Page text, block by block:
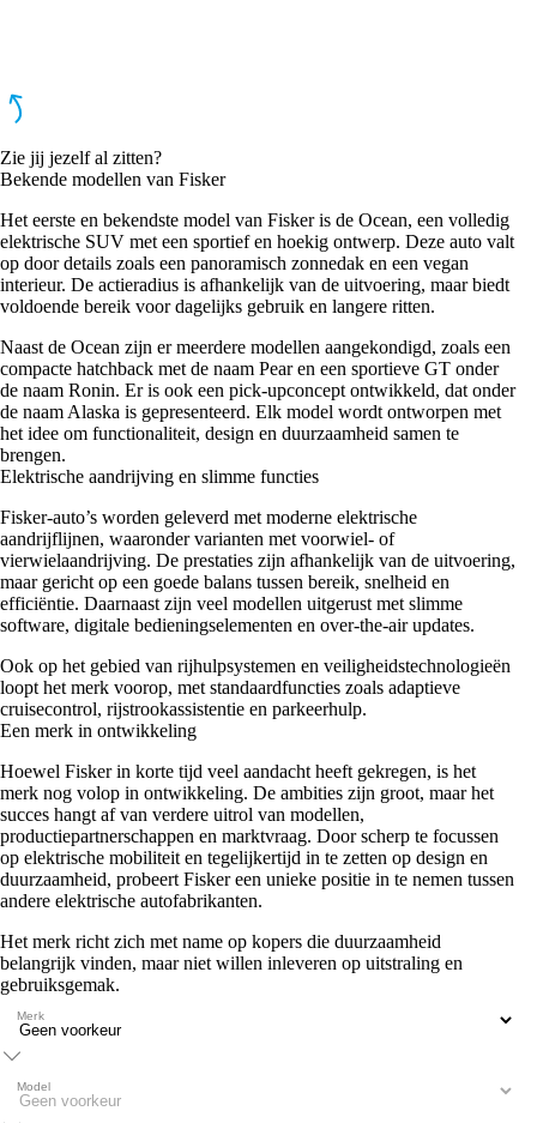
Zie jij jezelf al zitten?
Bekende modellen van Fisker
Het eerste en bekendste model van Fisker is de Ocean, een volledig
elektrische SUV met een sportief en hoekig ontwerp. Deze auto valt
op door details zoals een panoramisch zonnedak en een vegan
interieur. De actieradius is afhankelijk van de uitvoering, maar biedt
voldoende bereik voor dagelijks gebruik en langere ritten.
Naast de Ocean zijn er meerdere modellen aangekondigd, zoals een
compacte hatchback met de naam Pear en een sportieve GT onder
de naam Ronin. Er is ook een pick-upconcept ontwikkeld, dat onder
de naam Alaska is gepresenteerd. Elk model wordt ontworpen met
het idee om functionaliteit, design en duurzaamheid samen te
brengen.
Elektrische aandrijving en slimme functies
Fisker-auto’s worden geleverd met moderne elektrische
aandrijflijnen, waaronder varianten met voorwiel- of
vierwielaandrijving. De prestaties zijn afhankelijk van de uitvoering,
maar gericht op een goede balans tussen bereik, snelheid en
efficiëntie. Daarnaast zijn veel modellen uitgerust met slimme
software, digitale bedieningselementen en over-the-air updates.
Ook op het gebied van rijhulpsystemen en veiligheidstechnologieën
loopt het merk voorop, met standaardfuncties zoals adaptieve
cruisecontrol, rijstrookassistentie en parkeerhulp.
Een merk in ontwikkeling
Hoewel Fisker in korte tijd veel aandacht heeft gekregen, is het
merk nog volop in ontwikkeling. De ambities zijn groot, maar het
succes hangt af van verdere uitrol van modellen,
productiepartnerschappen en marktvraag. Door scherp te focussen
op elektrische mobiliteit en tegelijkertijd in te zetten op design en
duurzaamheid, probeert Fisker een unieke positie in te nemen tussen
andere elektrische autofabrikanten.
Het merk richt zich met name op kopers die duurzaamheid
belangrijk vinden, maar niet willen inleveren op uitstraling en
gebruiksgemak.
Merk
Model